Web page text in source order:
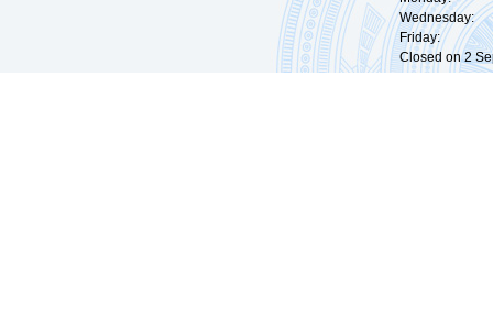
Wednesday:
Friday:
Closed on 2